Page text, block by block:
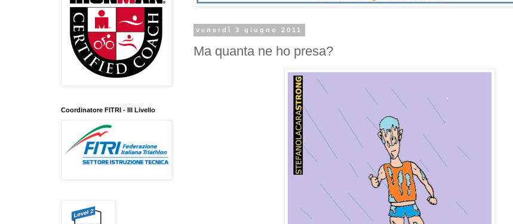
venerdì 3 giugno 2011
Ma quanta ne ho presa?
Coordinatore FITRI - III Livello